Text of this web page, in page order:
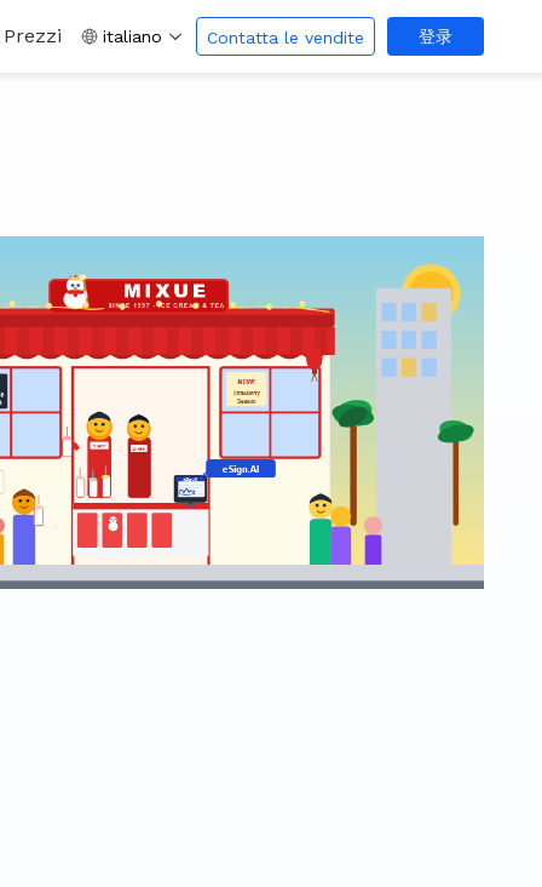
Prezzi italiano Contatta le vendite 登录